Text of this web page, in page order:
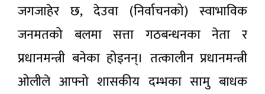
जगजाहेर छ, देउवा (निर्वाचनको) स्वाभाविक
जनमतको बलमा सत्ता गठबन्धनका नेता र
प्रधानमन्त्री बनेका होइनन्। तत्कालीन प्रधानमन्त्री
ओलीले आफ्नो शासकीय दम्भका सामु बाधक